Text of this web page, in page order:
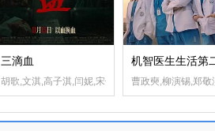
三滴血
胡歌,文淇,高子淇,闫妮,宋佳,高叶,欧豪,李雪琴,杨
机智医生生活第
曹政奭,柳演锡,郑